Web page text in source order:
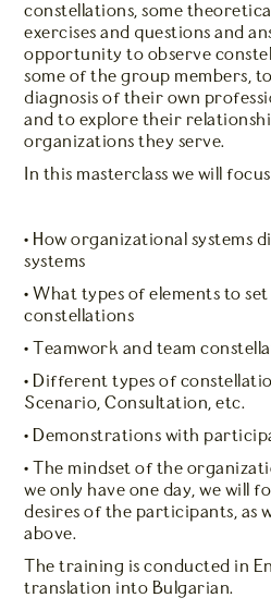
constellations, some
exercises and questions and
opportunity to observe
some of the group members,
diagnosis of their own
and to explore their
organizations they serve.
In this masterclass we will
• How organizational systems
systems
• What types of elements to
constellations
• Teamwork and team
• Different types of
Scenario, Consultation, etc.
• Demonstrations with
• The mindset of the
we only have one day, we will
desires of the participants, as
above.
The training is conducted in
translation into Bulgarian.